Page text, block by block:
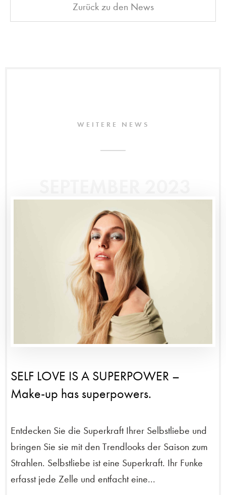
Zurück zu den News
WEITERE NEWS
SELF LOVE IS A SUPERPOWER –
Make-up has superpowers.
Entdecken Sie die Superkraft Ihrer Selbstliebe und
bringen Sie sie mit den Trendlooks der Saison zum
Strahlen. Selbstliebe ist eine Superkraft. Ihr Funke
erfasst jede Zelle und entfacht eine...